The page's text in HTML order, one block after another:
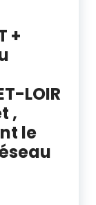
+
LOIR
,
le